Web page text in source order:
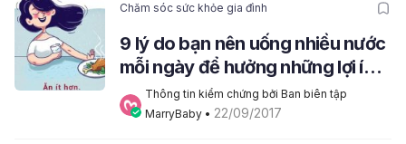
Chăm sóc sức khỏe gia đình
9 lý do bạn nên uống nhiều nước
mỗi ngày để hưởng những lợi ích
về sức khỏe
Thông tin kiểm chứng bởi Ban biên tập
MarryBaby • 22/09/2017